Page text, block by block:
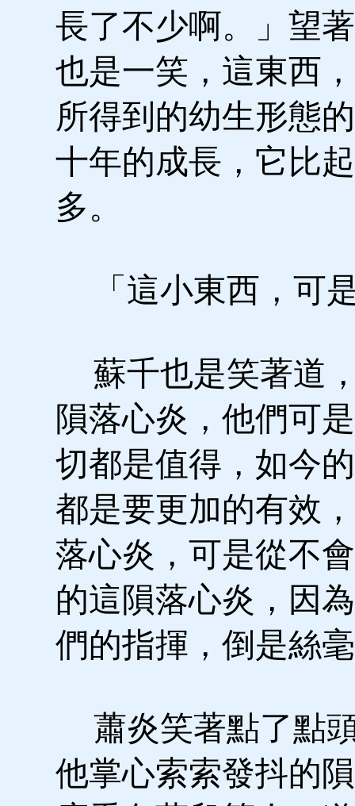
長了不少啊。」望
也是一笑，這東西
所得到的幼生形態
十年的成長，它比
多。
「這小東西，可
蘇千也是笑著道
隕落心炎，他們可
切都是值得，如今
都是要更加的有效
落心炎，可是從不
的這隕落心炎，因
們的指揮，倒是絲
蕭炎笑著點了點
他掌心索索發抖的